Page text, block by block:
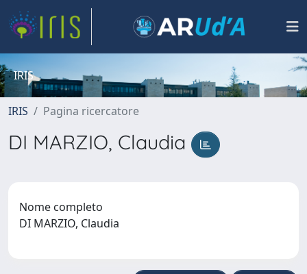
IRIS
IRIS Pagina ricercatore
DI MARZIO, Claudia
Nome completo
DI MARZIO, Claudia